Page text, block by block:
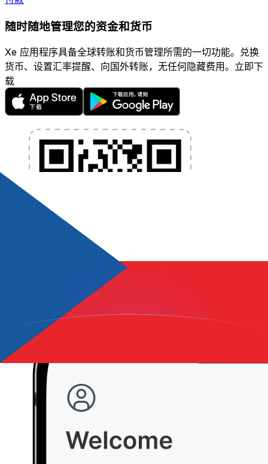
随时随地管理您的资金和货币
Xe 应用程序具备全球转账和货币管理所需的一切功能。兑换
货币、设置汇率提醒、向国外转账，无任何隐藏费用。立即下
载